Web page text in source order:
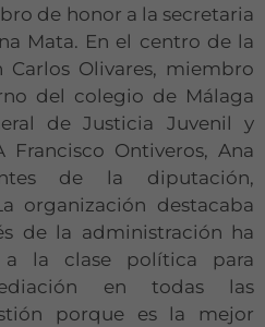
de honor a la secretaria
Mata. En el centro de la
Olivares, miembro
del colegio de Málaga
de Justicia Juvenil y
Ontiveros, Ana
de la diputación,
organización destacaba
de la administración ha
a la clase política para
en todas las
porque es la mejor